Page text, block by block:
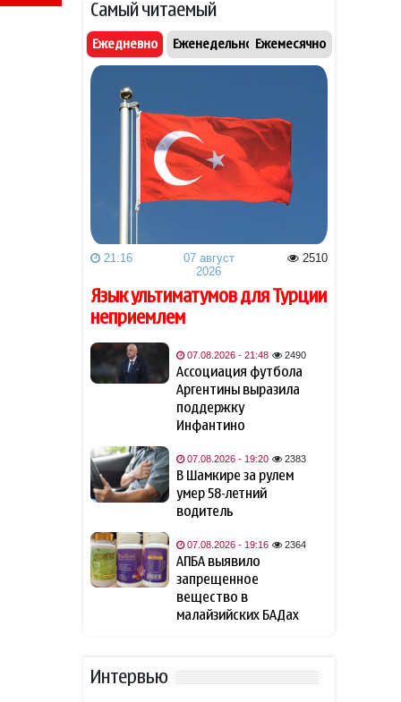
Уиткофф: Южный Кавказ
стал безопаснее,
благополучнее и
стабильнее
19:08
Рубио: США выделили $201
млн на стимулирование
частных инвестиций в
Закавказье
Пашинян и Трамп обсудили
Анна Седокова
отреагировала на статус
"черной вдовы"
18:18
Защитник "Барселоны"
Рональд Араухо переходит в
"Ливерпуль"
Зеленский: США будут
ежемесячно поставлять
Украине ракеты-
перехватчики для Patriot
Ормузский пролив, если США
примут условия Тегерана
Турция ограничивает
проход судов в Чёрном море
маловероятным скорое
Самый читаемый
Ежедневно Еженедельно Ежемесячно
21:16
07 август
2026
2510
Язык ультиматумов для Турции
неприемлем
07.08.2026 - 21:48 2490
Ассоциация футбола
Аргентины выразила
поддержку
Инфантино
07.08.2026 - 19:20 2383
В Шамкире за рулем
умер 58-летний
водитель
07.08.2026 - 19:16 2364
АПБА выявило
запрещенное
вещество в
малайзийских БАДах
Интервью